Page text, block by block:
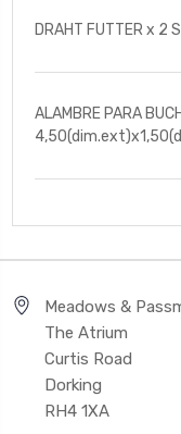
DRAHT FUTTER x 2
ALAMBRE PARA
Meadows &
The Atrium
Curtis Road
Dorking
RH4 1XA